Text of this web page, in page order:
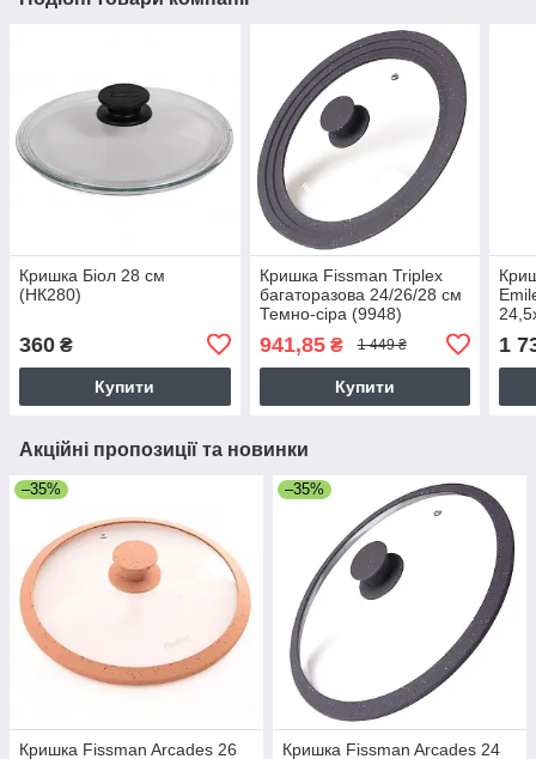
Кришка Біол 28 см
(НК280)
360 ₴
Купити
Кришка Fissman Triplex
багаторазова 24/26/28 см
Темно-сіра (9948)
941,85₴ 1 449 ₴
Купити
1
Акційні пропозиції та новинки
–35%
Кришка Fissman Arcades 26
–35%
Кришка Fissman Arcades 24